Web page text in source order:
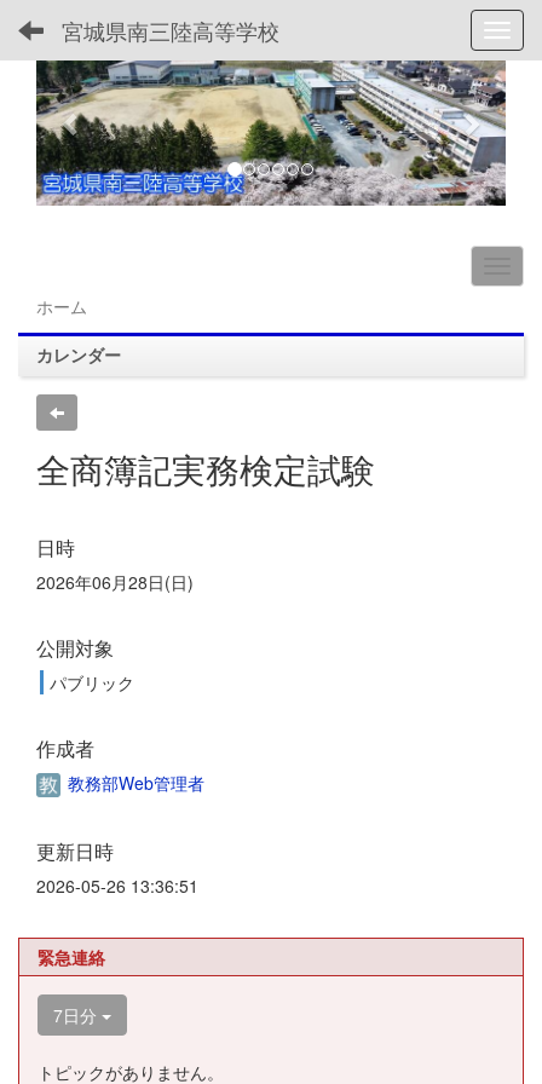
宮城県南三陸高等学校
p
r
e
v
i
s
n
e
x
t
ホーム
カレンダー
全商簿記実務検定試験
日時
2026年06月28日(日)
公開対象
パブリック
作成者
教務部Web管理者
更新日時
2026-05-26 13:36:51
緊急連絡
7日分
トピックがありません。